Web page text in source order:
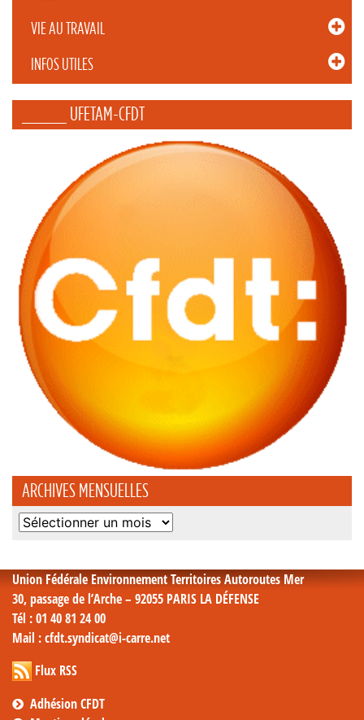
VIE AU TRAVAIL
INFOS UTILES
_____ UFETAM-CFDT
ARCHIVES MENSUELLES
Archives
Union Fédérale Environnement Territoires Autoroutes Mer
30, passage de l’Arche – 92055 PARIS LA DÉFENSE
Tél : 01 40 81 24 00
Mail : cfdt.syndicat@i-carre.net
Flux RSS
Adhésion CFDT